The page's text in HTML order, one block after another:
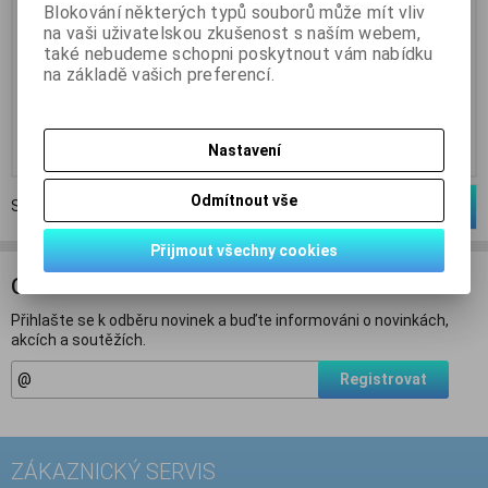
poptáváme - TC939 - 1000uF
150V TESLA .. 100ks
Katalogové číslo: popt-003
poptáváme - V200R01
Katalogové číslo: popt-004
Skladem: 0 ks
Strana záznamů
ODBĚR NOVINEK
Přihlašte se k odběru novinek a buďte informováni o novinkách,
akcích a soutěžích.
Registrovat
ZÁKAZNICKÝ SERVIS
Blokování některých typů souborů může mít vliv
na vaši uživatelskou zkušenost s naším webem,
také nebudeme schopni poskytnout vám nabídku
na základě vašich preferencí.
Nastavení
Odmítnout vše
Přijmout všechny cookies